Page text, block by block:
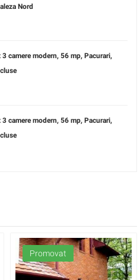
Nord
camere modern, 56 mp, Pacurari,
camere modern, 56 mp, Pacurari,
Promovat